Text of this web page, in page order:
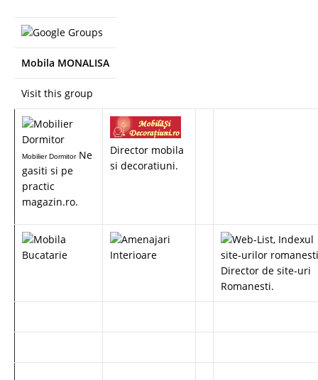
Mobila MONALISA
Visit this group
Mobilier DormitorNe
gasiti si pe
practic
magazin.ro.
Director mobila
si decoratiuni.
Director de site-uri
Romanesti.